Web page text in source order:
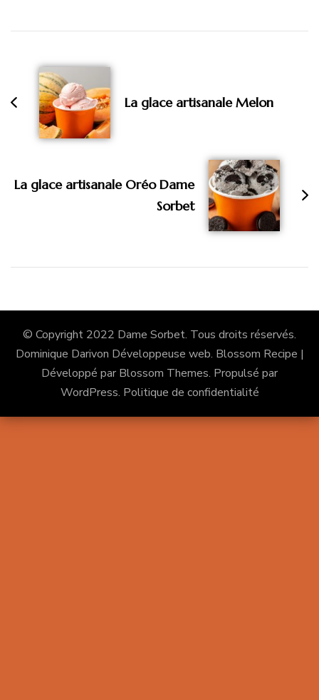
La glace artisanale Melon
La glace artisanale Oréo Dame
Sorbet
© Copyright 2022 Dame Sorbet. Tous droits réservés.
Dominique Darivon Développeuse web. Blossom Recipe |
Développé par Blossom Themes. Propulsé par
WordPress. Politique de confidentialité